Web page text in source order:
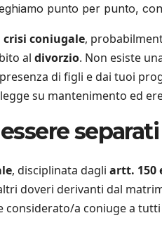
punto per punto,
coniugale,
al divorzio. Non esiste
di figli e dai tuoi
su mantenimento ed
, disciplinata dagli artt. 150
doveri derivanti dal
considerato/a coniuge a